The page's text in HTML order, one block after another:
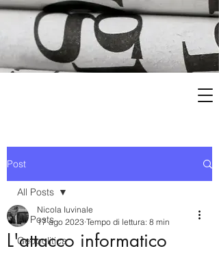
Post
All Posts
Geopolitica
All Posts
L'attacco informatico
Nicola Iuvinale
17 ago 2023 Tempo di lettura: 8 min